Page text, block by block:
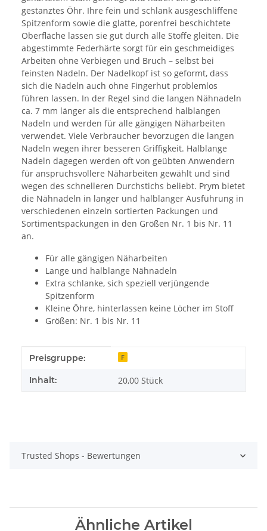
gestanztes Öhr. Ihre fein und schlank ausgeschliffene
Spitzenform sowie die glatte, porenfrei beschichtete
Oberfläche lassen sie gut durch alle Stoffe gleiten. Die
abgestimmte Federhärte sorgt für ein geschmeidiges
Arbeiten ohne Verbiegen und Bruch – selbst bei
feinsten Nadeln. Der Nadelkopf ist so geformt, dass
sich die Nadeln auch ohne Fingerhut problemlos
führen lassen. In der Regel sind die langen Nähnadeln
ca. 7 mm länger als die entsprechend halblangen
Nadeln und werden für alle gängigen Näharbeiten
verwendet. Viele Verbraucher bevorzugen die langen
Nadeln wegen ihrer besseren Griffigkeit. Halblange
Nadeln dagegen werden oft von geübten Anwendern
für anspruchsvollere Näharbeiten gewählt und sind
wegen des schnelleren Durchstichs beliebt. Prym bietet
die Nähnadeln in langer und halblanger Ausführung in
verschiedenen einzeln sortierten Packungen und
Sortimentspackungen in den Größen Nr. 1 bis Nr. 11
an.
Für alle gängigen Näharbeiten
Lange und halblange Nähnadeln
Extra schlanke, sich speziell verjüngende
Spitzenform
Kleine Öhre, hinterlassen keine Löcher im Stoff
Größen: Nr. 1 bis Nr. 11
Produkteigenschaft
Wert
Preisgruppe: F
Inhalt: 20,00 Stück
Trusted Shops - Bewertungen
Ähnliche Artikel